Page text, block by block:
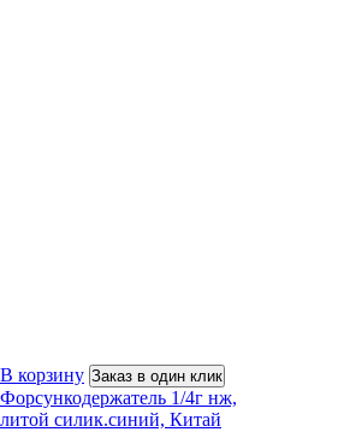
В корзину Заказ в один клик
Форсункодержатель 1/4г нж,
литой силик.синий, Китай